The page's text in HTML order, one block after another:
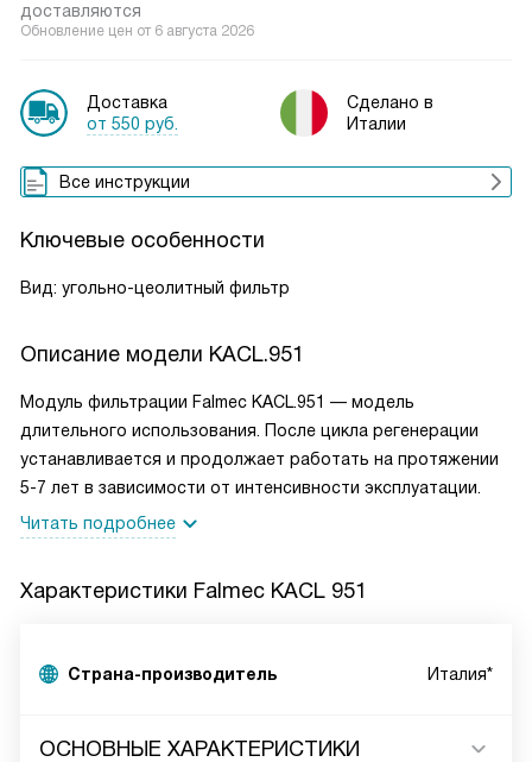
доставляются
Обновление цен от 6 августа 2026
Доставка
от 550 руб.
Сделано в
Италии
Все инструкции
Ключевые особенности
Вид: угольно-цеолитный фильтр
Описание модели KACL.951
Модуль фильтрации Falmec KACL.951 — модель
длительного использования. После цикла регенерации
устанавливается и продолжает работать на протяжении
5-7 лет в зависимости от интенсивности эксплуатации.
Читать подробнее
Характеристики Falmec KACL 951
Страна-производитель Италия*
ОСНОВНЫЕ ХАРАКТЕРИСТИКИ